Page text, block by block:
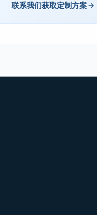
联系我们获取定制方案